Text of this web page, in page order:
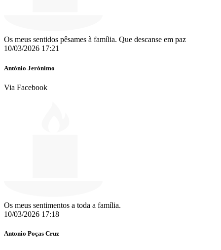
Os meus sentidos pêsames à família. Que descanse em paz
10/03/2026 17:21
António Jerónimo
Via Facebook
Os meus sentimentos a toda a família.
10/03/2026 17:18
Antonio Poças Cruz